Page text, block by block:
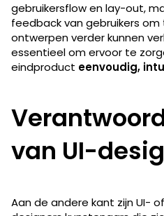
gebruikersflow en lay-out,
feedback van gebruikers om
ontwerpen verder kunnen
essentieel om ervoor te
eindproduct eenvoudig,
van UI-
Aan de andere kant zijn UI-